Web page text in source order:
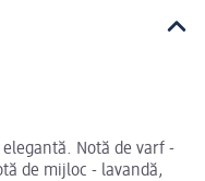
Notă de varf -
de mijloc - lavandă,